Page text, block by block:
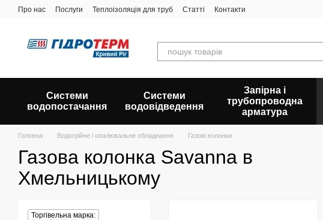
Перейти до основного контенту
Про нас Послуги Теплоізоляція для труб Статті Контакти
Системи
водопостачання
Системи
водовідведення
Запірна і
трубопроводна
арматура
Головна Водогрійне і опалювальне обладнання Газові колонки
Газова колонка Savanna в
Хмельницькому
Торгівельна марка: